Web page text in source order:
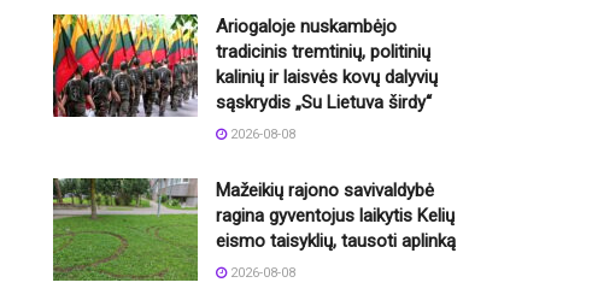
Ariogaloje nuskambėjo
tradicinis tremtinių, politinių
kalinių ir laisvės kovų dalyvių
sąskrydis „Su Lietuva širdy“
2026-08-08
Mažeikių rajono savivaldybė
ragina gyventojus laikytis Kelių
eismo taisyklių, tausoti aplinką
2026-08-08